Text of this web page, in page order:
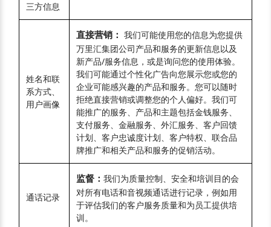
三方信息
姓名和联
系方式、
用户画像
直接营销： 我们可能使用您的信息为您提供
万里汇集团公司产品和服务的更新信息以及
新产品/服务信息，或是询问您的使用体验。
我们可能通过个性化广告向您展示您或您的
企业可能感兴趣的产品和服务。您可以随时
拒绝直接营销或调整您的个人偏好。我们可
能推广的服务、产品和主题包括金钱服务、
支付服务、金融服务、外汇服务、客户回馈
计划、客户忠诚度计划、客户特权、联合品
牌推广和相关产品和服务的促销活动。
通话记录
监督： 我们为质量控制、安全和培训目的会
对所有电话和音视频通话进行记录，例如用
于评估我们的客户服务质量和为员工提供培
训。